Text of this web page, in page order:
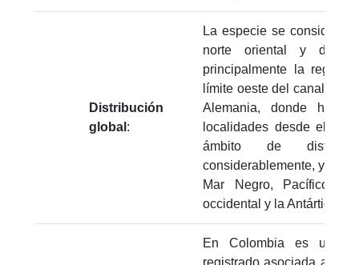
Distribución
global :
La especie se considera
norte oriental y del
principalmente la región
límite oeste del canal de
Alemania, donde ha
localidades desde el
ámbito de
considerablemente, y
Mar Negro, Pacífico
occidental y la Antártida
En Colombia es una